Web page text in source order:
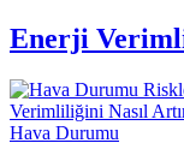
Enerji
Hava Durumu